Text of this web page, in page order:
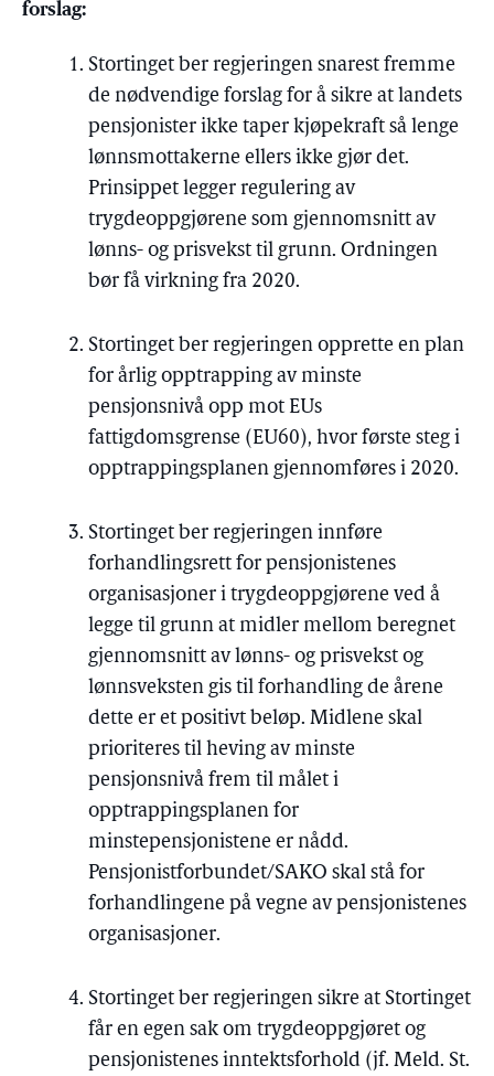
forslag:
Stortinget ber regjeringen snarest fremme
de nødvendige forslag for å sikre at landets
pensjonister ikke taper kjøpekraft så lenge
lønnsmottakerne ellers ikke gjør det.
Prinsippet legger regulering av
trygdeoppgjørene som gjennomsnitt av
lønns- og prisvekst til grunn. Ordningen
bør få virkning fra 2020.
Stortinget ber regjeringen opprette en plan
for årlig opptrapping av minste
pensjonsnivå opp mot EUs
fattigdomsgrense (EU60), hvor første steg i
opptrappingsplanen gjennomføres i 2020.
Stortinget ber regjeringen innføre
forhandlingsrett for pensjonistenes
organisasjoner i trygdeoppgjørene ved å
legge til grunn at midler mellom beregnet
gjennomsnitt av lønns- og prisvekst og
lønnsveksten gis til forhandling de årene
dette er et positivt beløp. Midlene skal
prioriteres til heving av minste
pensjonsnivå frem til målet i
opptrappingsplanen for
minstepensjonistene er nådd.
Pensjonistforbundet/SAKO skal stå for
forhandlingene på vegne av pensjonistenes
organisasjoner.
Stortinget ber regjeringen sikre at Stortinget
får en egen sak om trygdeoppgjøret og
pensjonistenes inntektsforhold (jf. Meld. St.